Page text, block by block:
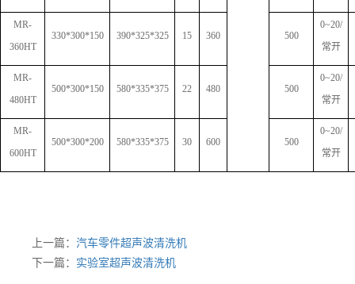
MR-
360HT
330*300*150 390*325*325 15 360 500
0~20/
常开
MR-
480HT
500*300*150 580*335*375 22 480 500
0~20/
常开
MR-
600HT
500*300*200 580*335*375 30 600 500
0~20/
常开
上一篇： 汽车零件超声波清洗机
下一篇： 实验室超声波清洗机